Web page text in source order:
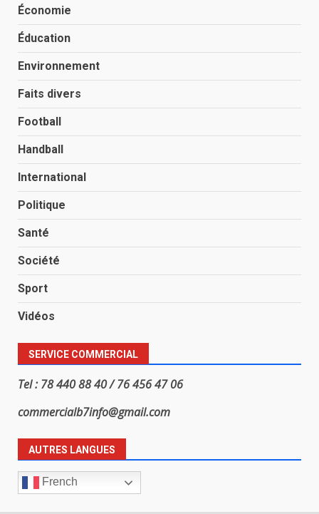
Économie
Éducation
Environnement
Faits divers
Football
Handball
International
Politique
Santé
Société
Sport
Vidéos
SERVICE COMMERCIAL
Tel : 78 440 88 40 / 76 456 47 06
commercialb7info@gmail.com
AUTRES LANGUES
French